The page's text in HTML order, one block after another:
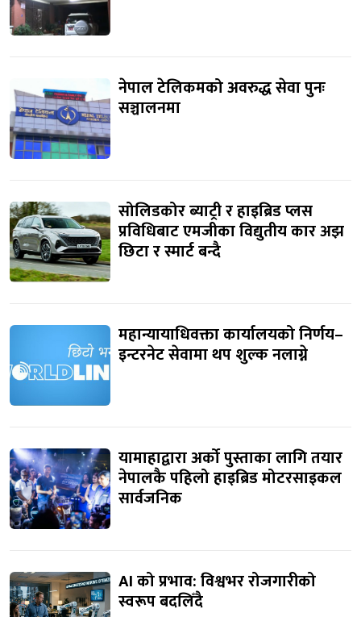
नेपाल टेलिकमको अवरुद्ध सेवा पुनः
सञ्चालनमा
सोलिडकोर ब्याट्री र हाइब्रिड प्लस
प्रविधिबाट एमजीका विद्युतीय कार अझ
छिटा र स्मार्ट बन्दै
महान्यायाधिवक्ता कार्यालयको निर्णय–
इन्टरनेट सेवामा थप शुल्क नलाग्ने
यामाहाद्वारा अर्को पुस्ताका लागि तयार
नेपालकै पहिलो हाइब्रिड मोटरसाइकल
सार्वजनिक
AI को प्रभाव: विश्वभर रोजगारीको
स्वरूप बदलिँदै